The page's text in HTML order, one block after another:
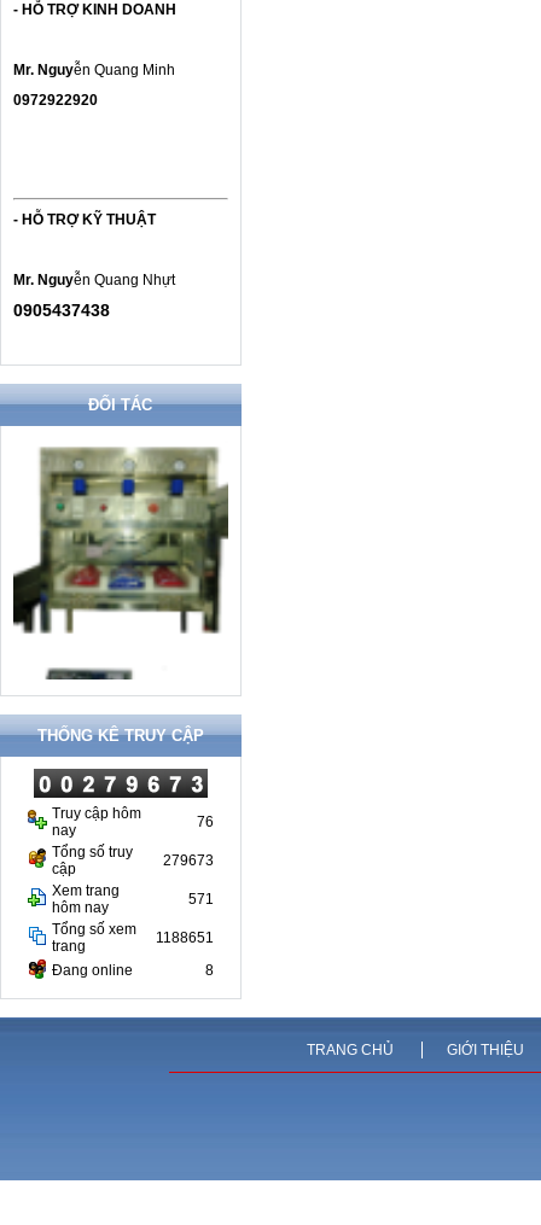
- HỖ TRỢ KINH DOANH
Mr. Nguyễn Quang Minh
0972922920
- HỖ TRỢ KỸ THUẬT
Mr. Nguyễn Quang Nhựt
0905437438
ĐỐI TÁC
THỐNG KÊ TRUY CẬP
Truy cập hôm
nay
76
Tổng số truy
cập
279673
Xem trang
hôm nay
571
Tổng số xem
trang
1188651
Đang online
8
TRANG CHỦ GIỚI THIỆU